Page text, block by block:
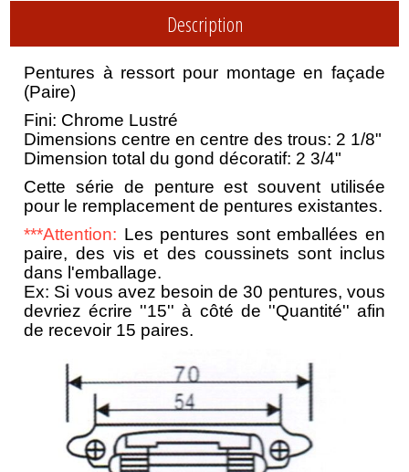
Description
Pentures à ressort pour montage en façade
(Paire)
Fini: Chrome Lustré
Dimensions centre en centre des trous: 2 1/8"
Dimension total du gond décoratif: 2 3/4"
Cette série de penture est souvent utilisée
pour le remplacement de pentures existantes.
***Attention: Les pentures sont emballées en
paire, des vis et des coussinets sont inclus
dans l'emballage.
Ex: Si vous avez besoin de 30 pentures, vous
devriez écrire ''15'' à côté de ''Quantité'' afin
de recevoir 15 paires.